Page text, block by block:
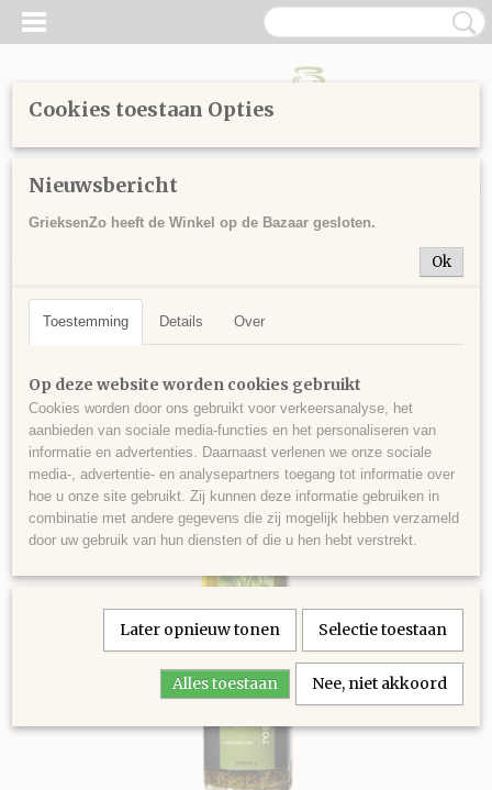
Inloggen
UW WINKELWAGEN
> Olijfolie met
Cookies toestaan Opties
Nieuwsbericht
GrieksenZo heeft de Winkel op de Bazaar gesloten.
Ok
Toestemming Details Over
Op deze website worden cookies gebruikt
Cookies worden door ons gebruikt voor verkeersanalyse, het
aanbieden van sociale media-functies en het personaliseren van
informatie en advertenties. Daarnaast verlenen we onze sociale
media-, advertentie- en analysepartners toegang tot informatie over
hoe u onze site gebruikt. Zij kunnen deze informatie gebruiken in
combinatie met andere gegevens die zij mogelijk hebben verzameld
door uw gebruik van hun diensten of die u hen hebt verstrekt.
Later opnieuw tonen Selectie toestaan
Alles toestaan Nee, niet akkoord